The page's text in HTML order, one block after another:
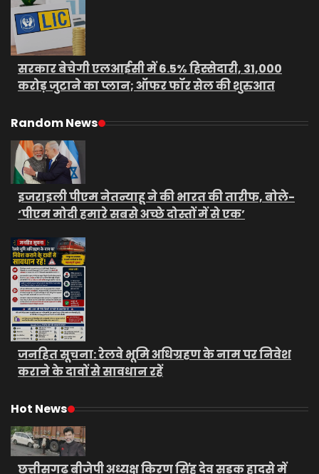
सरकार बेचेगी एलआईसी में 6.5% हिस्सेदारी, 31,000
करोड़ जुटाने का प्लान; ऑफर फॉर सेल की शुरुआत
Random News
इजराइली पीएम नेतन्याहू ने की भारत की तारीफ, बोले-
‘पीएम मोदी हमारे सबसे अच्छे दोस्तों में से एक’
जनहित सूचना: रेलवे भूमि अधिग्रहण के नाम पर निवेश
कराने के दावों से सावधान रहें
Hot News
छत्तीसगढ़ बीजेपी अध्यक्ष किरण सिंह देव सड़क हादसे में